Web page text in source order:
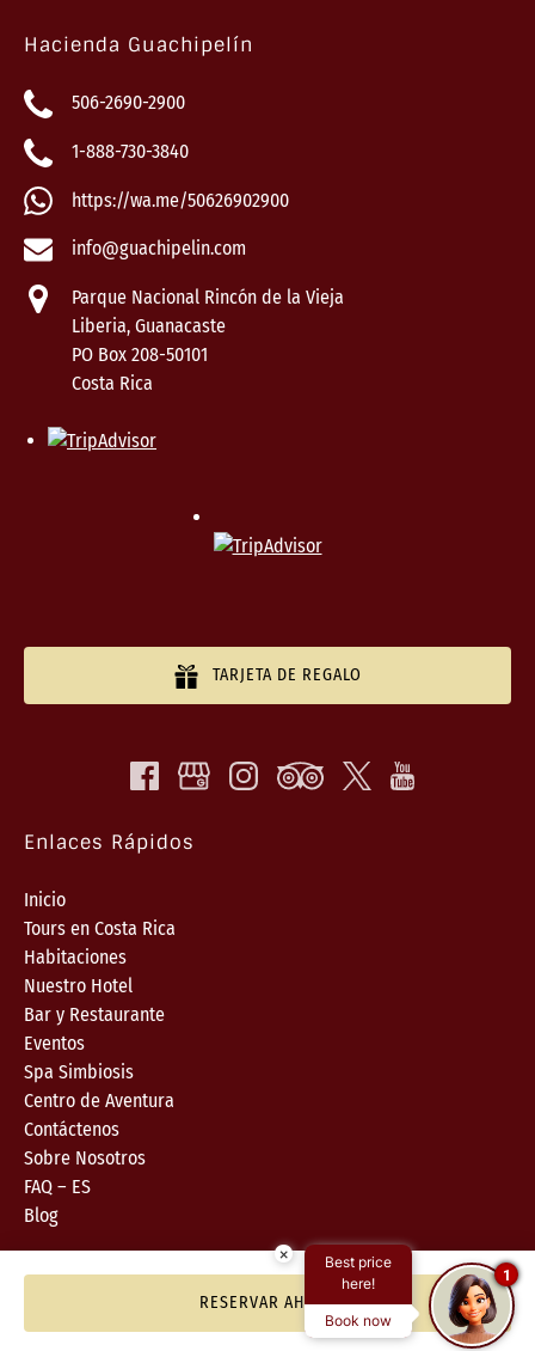
RESERVAR AHORA
Hacienda Guachipelín
506-2690-2900
1-888-730-3840
https://wa.me/50626902900
info@guachipelin.com
Parque Nacional Rincón de la Vieja
Liberia, Guanacaste
PO Box 208-50101
Costa Rica
TARJETA DE REGALO
Enlaces Rápidos
Inicio
Tours en Costa Rica
Habitaciones
Nuestro Hotel
Bar y Restaurante
Eventos
Spa Simbiosis
Centro de Aventura
Contáctenos
Sobre Nosotros
FAQ – ES
Blog
Declaración De Privacidad Y Cookies
×
Best price
here!
Book now
1